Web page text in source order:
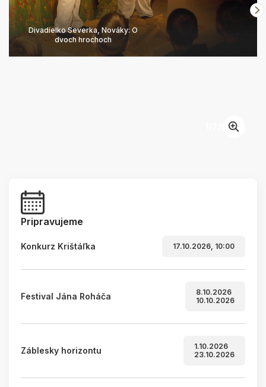
Divadielko Severka, Nováky: O
dvoch hrochoch
Pripravujeme
Konkurz Krištáľka 17.10.2026, 10:00
Festival Jána Roháča
8.10.2026
10.10.2026
Záblesky horizontu
1.10.2026
23.10.2026